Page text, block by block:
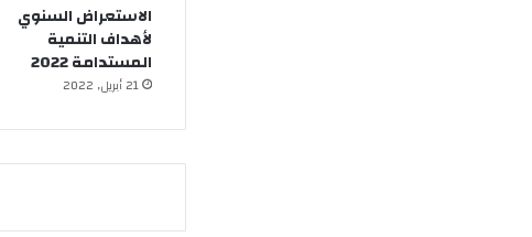
الاستعراض السنوي
لأهداف التنمية
المستدامة 2022
21 أبريل, 2022